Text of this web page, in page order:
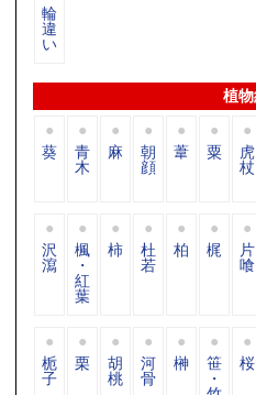
輪
違
い
植
葵 青
木
麻 朝
顔
葦 粟 虎
杖
沢
瀉
楓
・
紅
葉
柿 杜
若
柏 梶 片
喰
栀
子
栗 胡
桃
河
骨
榊 笹
・
桜